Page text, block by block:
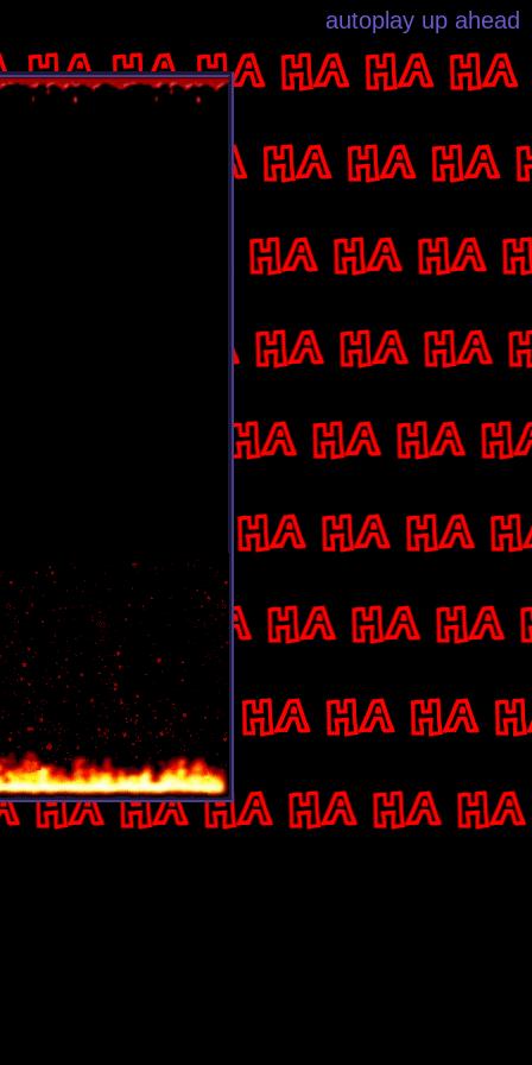
autoplay up ahead
HA HA HA HA
HA HA HA HA HA
HA HA HA HA HA
HA HA HA HA HA
HA HA HA HA HA
HA HA HA HA HA
HA HA HA HA HA
HA HA HA HA HA
HA HA HA HA